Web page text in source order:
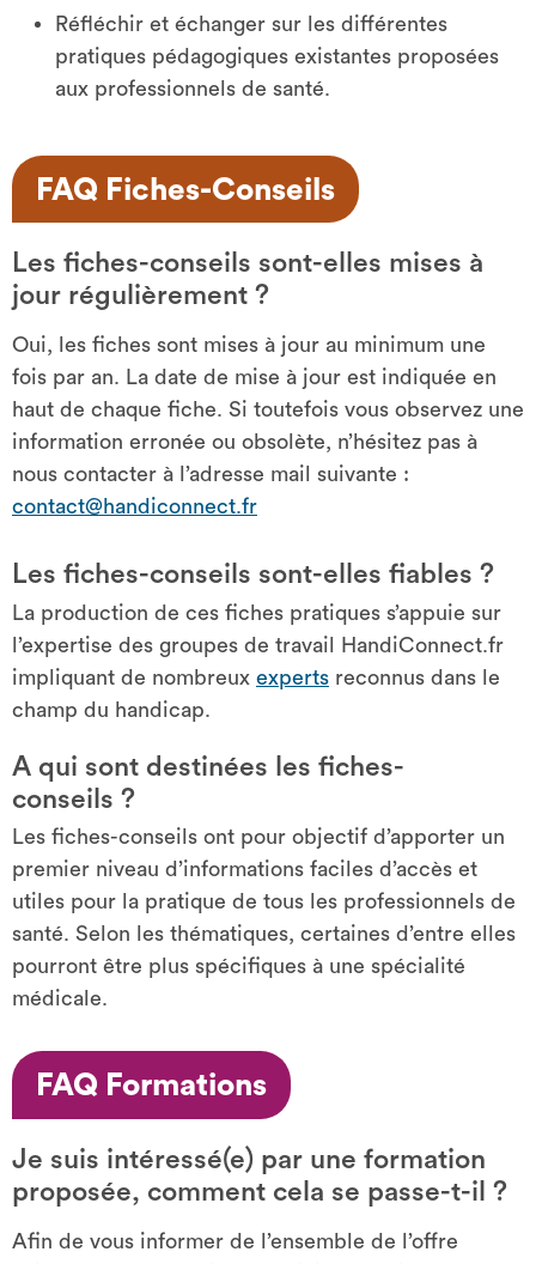
Réfléchir et échanger sur les différentes
pratiques pédagogiques existantes proposées
aux professionnels de santé.
FAQ Fiches-Conseils
Les fiches-conseils sont-elles mises à
jour régulièrement ?
Oui, les fiches sont mises à jour au minimum une
fois par an. La date de mise à jour est indiquée en
haut de chaque fiche. Si toutefois vous observez une
information erronée ou obsolète, n’hésitez pas à
nous contacter à l’adresse mail suivante :
contact@handiconnect.fr
Les fiches-conseils sont-elles fiables ?
La production de ces fiches pratiques s’appuie sur
l’expertise des groupes de travail HandiConnect.fr
impliquant de nombreux experts reconnus dans le
champ du handicap.
A qui sont destinées les fiches-
conseils ?
Les fiches-conseils ont pour objectif d’apporter un
premier niveau d’informations faciles d’accès et
utiles pour la pratique de tous les professionnels de
santé. Selon les thématiques, certaines d’entre elles
pourront être plus spécifiques à une spécialité
médicale.
FAQ Formations
Je suis intéressé(e) par une formation
proposée, comment cela se passe-t-il ?
Afin de vous informer de l’ensemble de l’offre